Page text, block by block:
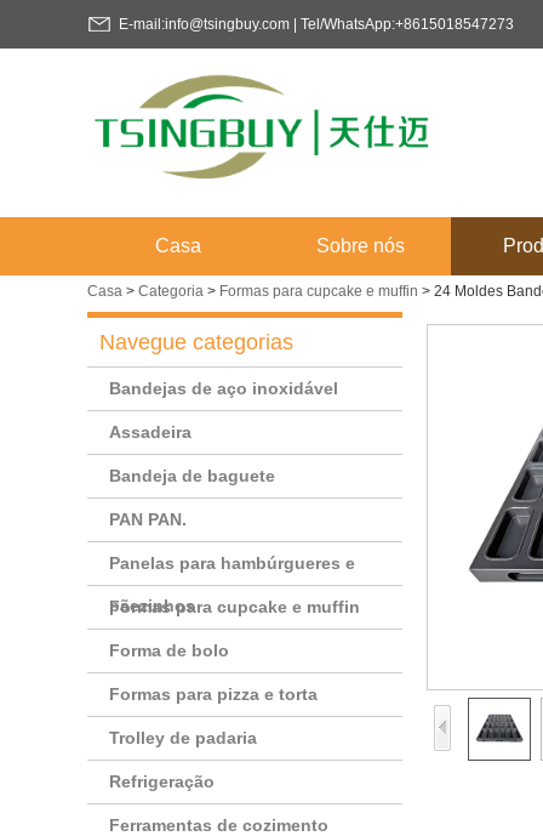
E-mail:info@tsingbuy.com | Tel/WhatsApp:+8615018547273
Casa Sobre nós
Casa > Categoria > Formas para cupcake e muffin > 24 Moldes
Navegue categorias
Bandejas de aço inoxidável
Assadeira
Bandeja de baguete
PAN PAN.
Panelas para hambúrgueres e
pãezinhos
Formas para cupcake e muffin
Forma de bolo
Formas para pizza e torta
Trolley de padaria
Refrigeração
Ferramentas de cozimento